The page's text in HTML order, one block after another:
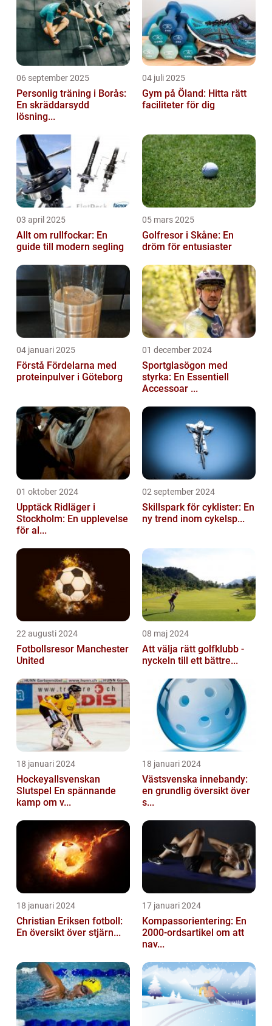
06 september 2025
Personlig träning i Borås:
En skräddarsydd
lösning...
04 juli 2025
Gym på Öland: Hitta rätt
faciliteter för dig
03 april 2025
Allt om rullfockar: En
guide till modern segling
05 mars 2025
Golfresor i Skåne: En
dröm för entusiaster
04 januari 2025
Förstå Fördelarna med
proteinpulver i Göteborg
01 december 2024
Sportglasögon med
styrka: En Essentiell
Accessoar ...
01 oktober 2024
Upptäck Ridläger i
Stockholm: En upplevelse
för al...
02 september 2024
Skillspark för cyklister: En
ny trend inom cykelsp...
22 augusti 2024
Fotbollsresor Manchester
United
08 maj 2024
Att välja rätt golfklubb -
nyckeln till ett bättre...
18 januari 2024
Hockeyallsvenskan
Slutspel En spännande
kamp om v...
18 januari 2024
Västsvenska innebandy:
en grundlig översikt över
s...
18 januari 2024
Christian Eriksen fotboll:
En översikt över stjärn...
17 januari 2024
Kompassorientering: En
2000-ordsartikel om att
nav...